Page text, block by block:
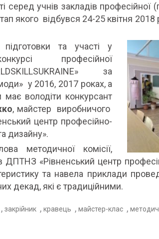
серед учнів закладів професійної
якого відбувся 24-25 квітня 2018
та участі у
професійної
за
у 2016, 2017 роках, а
володіти конкурсант
, майстер виробничого
центр професійно-
дизайну».
методичної комісії,
«Рівненський центр
та навела приклади
декад, які є традиційними.
, закрійник , кравець , майстер-клас ,